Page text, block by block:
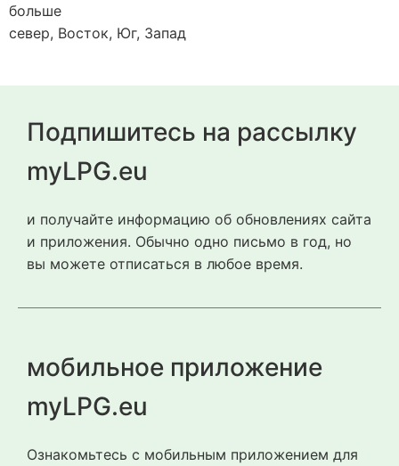
больше
север, Восток, Юг, Запад
Подпишитесь на рассылку
myLPG.eu
и получайте информацию об обновлениях сайта
и приложения. Обычно одно письмо в год, но
вы можете отписаться в любое время.
мобильное приложение
myLPG.eu
Ознакомьтесь с мобильным приложением для